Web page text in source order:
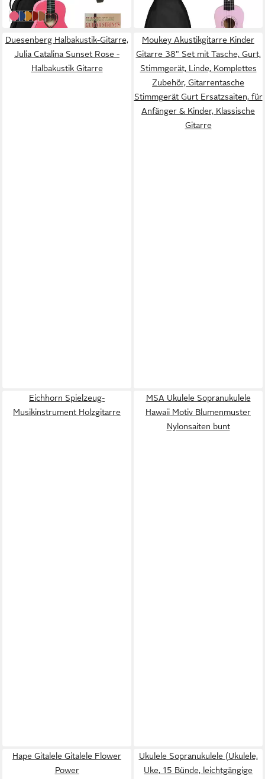
in 3-4 Werktagen bei dir
pinkblausunburst
rotnatur getönt
weitere Farben:
+1
Duesenberg Halbakustik-Gitarre,
Julia Catalina Sunset Rose -
Halbakustik Gitarre
Moukey Akustikgitarre Kinder
Gitarre 38" Set mit Tasche, Gurt,
Stimmgerät, Linde, Komplettes
Zubehör, Gitarrentasche
Stimmgerät Gurt Ersatzsaiten, für
Anfänger & Kinder, Klassische
Gitarre
Eichhorn Spielzeug-
Musikinstrument Holzgitarre
MSA Ukulele Sopranukulele
Hawaii Motiv Blumenmuster
Nylonsaiten bunt
Hape Gitalele Gitalele Flower
Power
Ukulele Sopranukulele (Ukulele,
Uke, 15 Bünde, leichtgängige